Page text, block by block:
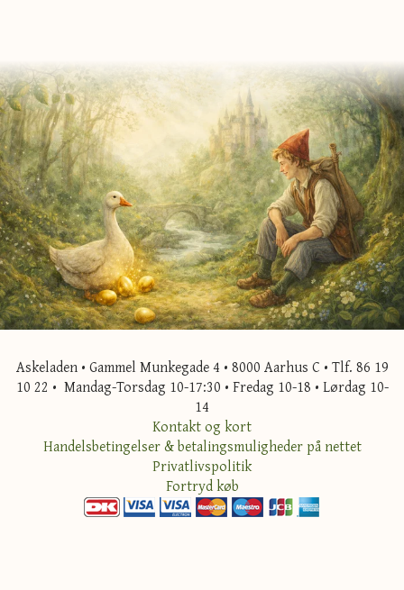
Askeladen • Gammel Munkegade 4 • 8000 Aarhus C • Tlf. 86 19
10 22 • Mandag-Torsdag 10-17:30 • Fredag 10-18 • Lørdag 10-
14
Kontakt og kort
Handelsbetingelser & betalingsmuligheder på nettet
Privatlivspolitik
Fortryd køb